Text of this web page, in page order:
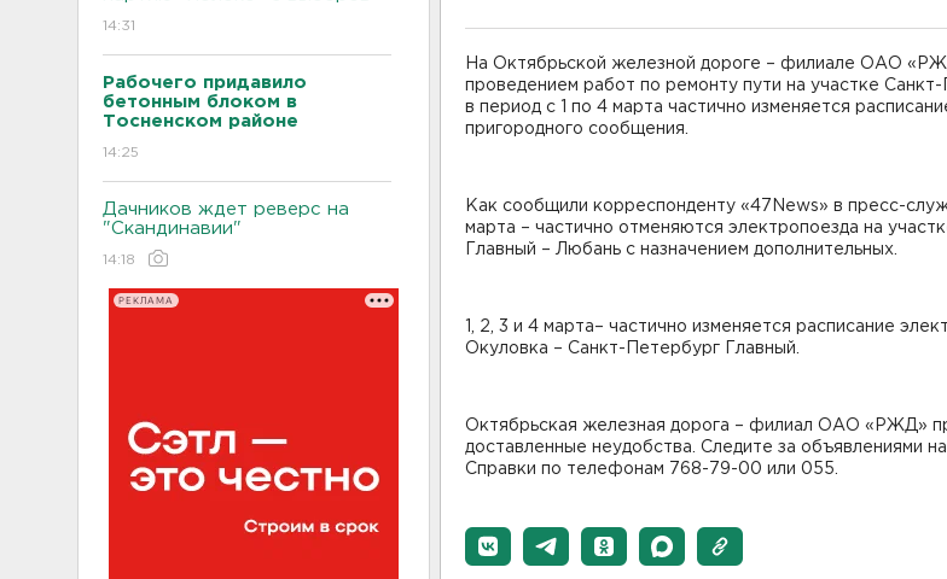
14:31
Рабочего придавило
бетонным блоком в
Тосненском районе
14:25
Дачников ждет реверс на
"Скандинавии"
14:18
РЕКЛАМА
На Октябрьской железной дороге – филиале ОАО
проведением работ по ремонту пути на участке
в период с 1 по 4 марта частично изменяется
пригородного сообщения.
Как сообщили корреспонденту «47News» в пресс-
марта – частично отменяются электропоезда на
Главный – Любань с назначением дополнительных.
1, 2, 3 и 4 марта– частично изменяется расписание
Окуловка – Санкт-Петербург Главный.
Октябрьская железная дорога – филиал ОАО «РЖД»
доставленные неудобства. Следите за объявлениями на
Справки по телефонам 768-79-00 или 055.